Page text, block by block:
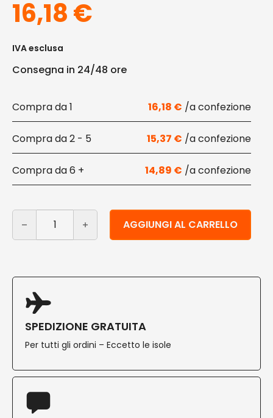
16,18€
IVA esclusa
Consegna in 24/48 ore
1 16,18 €
2 - 5 15,37 €
6 + 14,89 €
Ciotolina in foglie di palma 12x6 cm 50 pz quantità
AGGIUNGI AL CARRELLO
Alternative:
SPEDIZIONE GRATUITA
Per tutti gli ordini – Eccetto le isole